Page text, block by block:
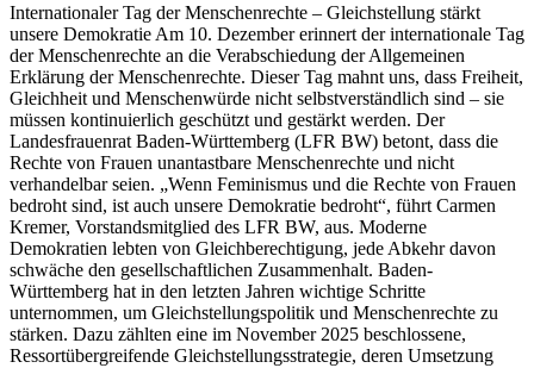
Internationaler Tag der Menschenrechte – Gleichstellung stärkt
unsere Demokratie Am 10. Dezember erinnert der internationale Tag
der Menschenrechte an die Verabschiedung der Allgemeinen
Erklärung der Menschenrechte. Dieser Tag mahnt uns, dass Freiheit,
Gleichheit und Menschenwürde nicht selbstverständlich sind – sie
müssen kontinuierlich geschützt und gestärkt werden. Der
Landesfrauenrat Baden-Württemberg (LFR BW) betont, dass die
Rechte von Frauen unantastbare Menschenrechte und nicht
verhandelbar seien. „Wenn Feminismus und die Rechte von Frauen
bedroht sind, ist auch unsere Demokratie bedroht“, führt Carmen
Kremer, Vorstandsmitglied des LFR BW, aus. Moderne
Demokratien lebten von Gleichberechtigung, jede Abkehr davon
schwäche den gesellschaftlichen Zusammenhalt. Baden-
Württemberg hat in den letzten Jahren wichtige Schritte
unternommen, um Gleichstellungspolitik und Menschenrechte zu
stärken. Dazu zählten eine im November 2025 beschlossene,
Ressortübergreifende Gleichstellungsstrategie, deren Umsetzung